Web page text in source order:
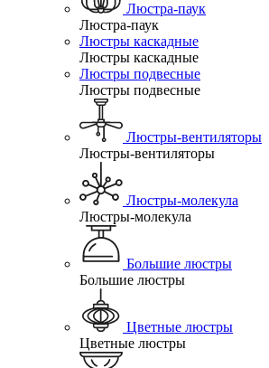
Люстра-паук
Люстра-паук
Люстры каскадные
Люстры каскадные
Люстры подвесные
Люстры подвесные
Люстры-вентиляторы
Люстры-вентиляторы
Люстры-молекула
Люстры-молекула
Большие люстры
Большие люстры
Цветные люстры
Цветные люстры